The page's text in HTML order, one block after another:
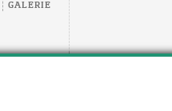
GALERIE